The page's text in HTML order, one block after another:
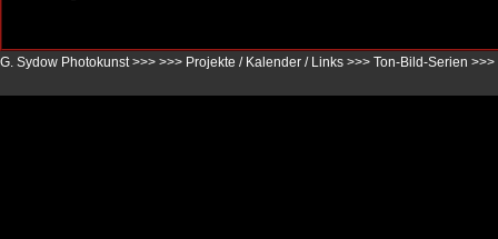
G. Sydow Photokunst >>> >>> Projekte / Kalender / Links >>> Ton-Bild-Serien >>>